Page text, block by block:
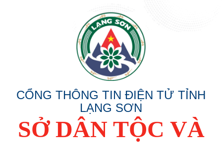
CỔNG THÔNG TIN ĐIỆN TỬ TỈNH
LẠNG SƠN
SỞ DÂN TỘC VÀ